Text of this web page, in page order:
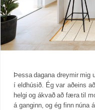
Þessa dagana dreymir mig
í eldhúsið. Ég var aðeins
helgi og ákvað að færa til
á ganginn, og ég finn núna